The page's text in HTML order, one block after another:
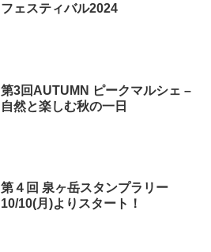
フェスティバル2024
第3回AUTUMN ピークマルシェ –
自然と楽しむ秋の一日
第４回 泉ヶ岳スタンプラリー
10/10(月)よりスタート！